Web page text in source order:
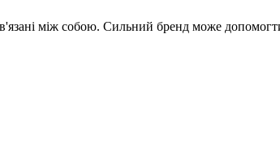
між собою. Сильний бренд може